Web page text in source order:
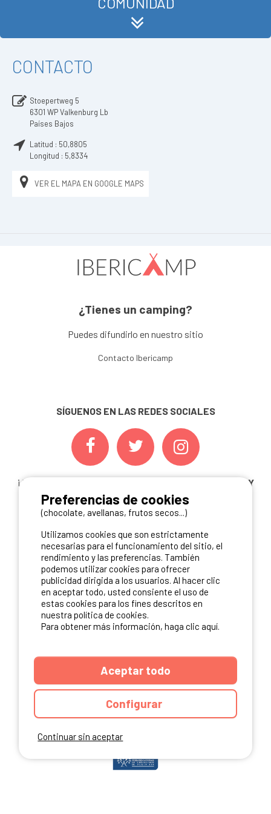
CONTACTO
Stoepertweg 5
6301 WPValkenburg Lb
Países Bajos
Latitud : 50,8805
Longitud : 5,8334
VER EL MAPA EN GOOGLE MAPS
¿Tienes un camping?
Puedes difundirlo en nuestro sitio
Contacto Ibericamp
SÍGUENOS EN LAS REDES SOCIALES
¡ Y NO TE PIERDAS NUESTRAS
OFERTAS, CONCURSOS Y
NOVEDADESINSCRIBIÉNDOTE A NUESTRA
NEWSLETTER!
ME INSCRIBO
NUESTROS PARTNERS
Continuar sin aceptar
Preferencias de cookies
(chocolate, avellanas, frutos secos...)
Utilizamos cookies que son estrictamente
necesarias para el funcionamiento del sitio, el
rendimiento y las preferencias. También
podemos utilizar cookies para ofrecer
publicidad dirigida a los usuarios. Al hacer clic
en aceptar todo, usted consiente el uso de
estas cookies para los fines descritos en
nuestra política de cookies.
Para obtener más información, haga clic aquí.
Aceptar todo
Configurar